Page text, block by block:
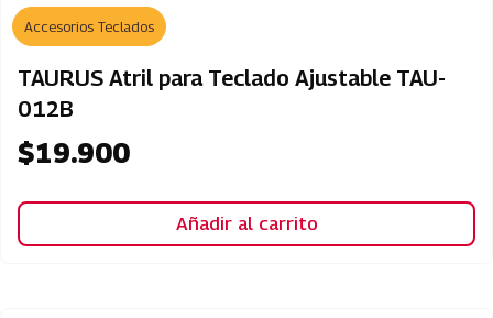
Accesorios Teclados
TAURUS Atril para Teclado Ajustable TAU-
012B
$19.900
Añadir al carrito